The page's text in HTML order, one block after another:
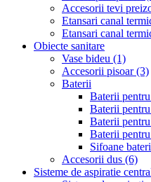
Accesorii tevi
Etansari canal
Etansari canal
Obiecte sanitare
Vase bideu (1)
Accesorii pisoar(3)
Baterii
Baterii
Baterii
Baterii
Baterii
Sifoane
Accesorii dus (6)
Sisteme de aspiratie